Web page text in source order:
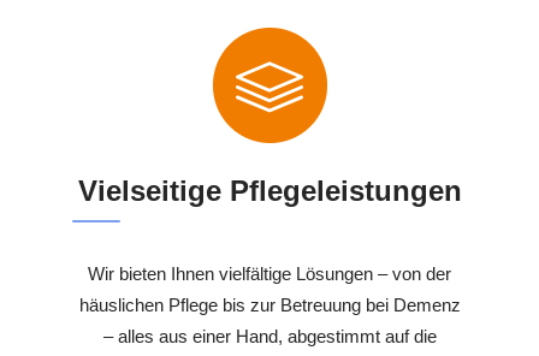
Vielseitige Pflegeleistungen
Wir bieten Ihnen vielfältige Lösungen – von der
häuslichen Pflege bis zur Betreuung bei Demenz
– alles aus einer Hand, abgestimmt auf die